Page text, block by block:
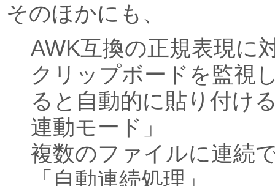
そのほかにも、
AWK互換の正規表現に
クリップボードを監視
ると自動的に貼り付け
連動モード」
複数のファイルに連続
「自動連続処理」